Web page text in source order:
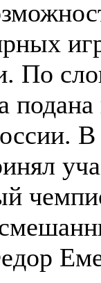
По
В